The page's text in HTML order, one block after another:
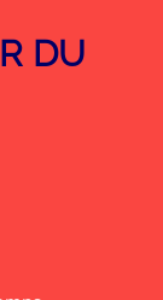
DU